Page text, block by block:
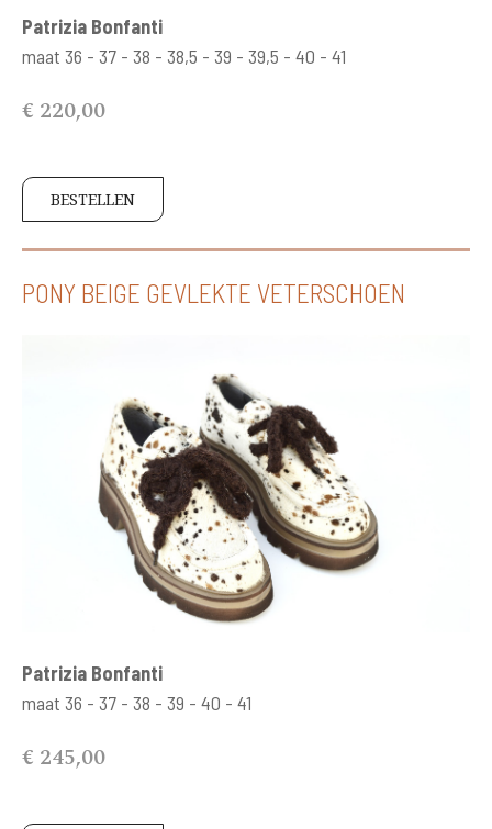
Patrizia Bonfanti
maat 36 - 37 - 38 - 38,5 - 39 - 39,5 - 40 - 41
€ 220,00
BESTELLEN
PONY BEIGE GEVLEKTE VETERSCHOEN
Patrizia Bonfanti
maat 36 - 37 - 38 - 39 - 40 - 41
€ 245,00